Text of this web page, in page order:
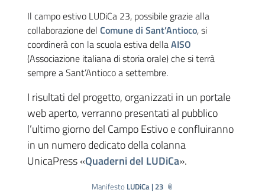
Il campo estivo LUDiCa 23, possibile grazie alla
collaborazione del Comune di Sant’Antioco, si
coordinerà con la scuola estiva dellaAISO
(Associazione italiana di storia orale) che si terrà
sempre a Sant’Antioco a settembre.
I risultati del progetto, organizzati in un portale
web aperto, verranno presentati al pubblico
l’ultimo giorno del Campo Estivo e confluiranno
in un numero dedicato della colanna
UnicaPress «Quaderni del LUDiCa».
ManifestoLUDiCa | 23